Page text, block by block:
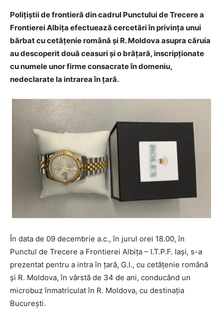
Poliţiştii de frontieră din cadrul Punctului de Trecere a
Frontierei Albiţa efectuează cercetări în privinţa unui
bărbat cu cetățenie română și R. Moldova asupra căruia
au descoperit două ceasuri și o brățară, inscripţionate
cu numele unor firme consacrate în domeniu,
nedeclarate la intrarea în ţară.
În data de 09 decembrie a.c., în jurul orei 18.00, în
Punctul de Trecere a Frontierei Albiţa – I.T.P.F. Iași, s-a
prezentat pentru a intra în ţară, G.I., cu cetățenie română
și R. Moldova, în vârstă de 34 de ani, conducând un
microbuz înmatriculat în R. Moldova, cu destinația
București.